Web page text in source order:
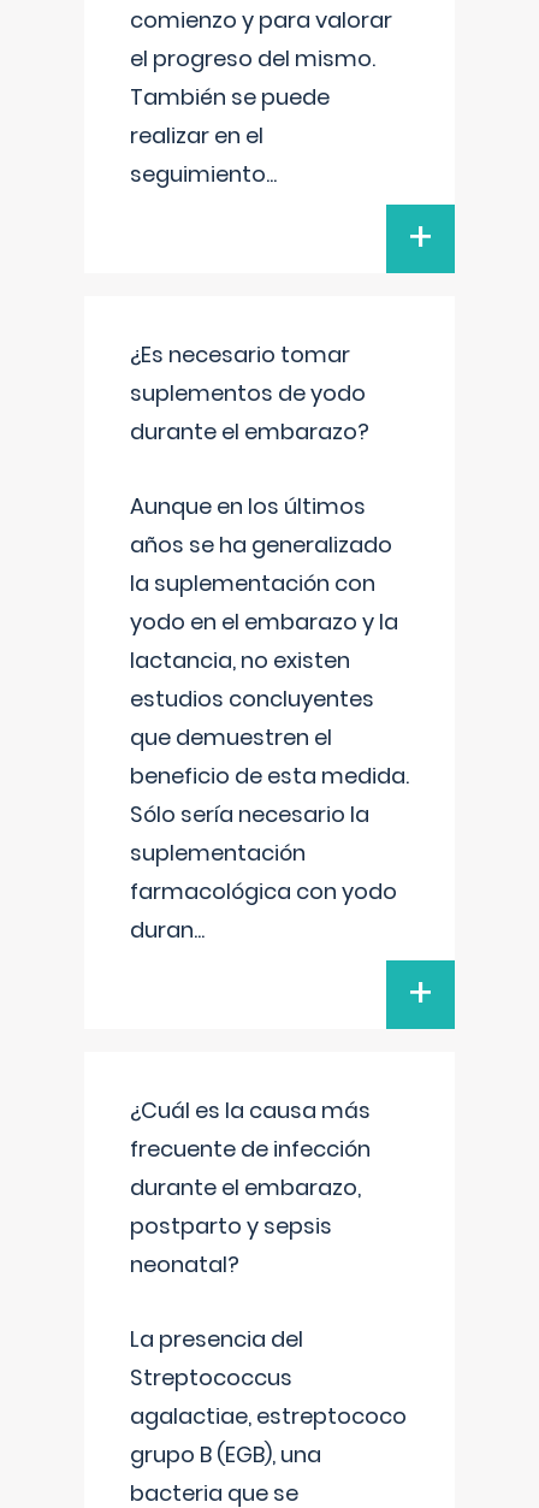
comienzo y para valorar
el progreso del mismo.
También se puede
realizar en el
seguimiento...
+
¿Es necesario tomar
suplementos de yodo
durante el embarazo?
Aunque en los últimos
años se ha generalizado
la suplementación con
yodo en el embarazo y la
lactancia, no existen
estudios concluyentes
que demuestren el
beneficio de esta medida.
Sólo sería necesario la
suplementación
farmacológica con yodo
duran...
+
¿Cuál es la causa más
frecuente de infección
durante el embarazo,
postparto y sepsis
neonatal?
La presencia del
Streptococcus
agalactiae, estreptococo
grupo B (EGB), una
bacteria que se